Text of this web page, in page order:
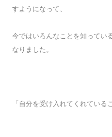
すようになって、
今ではいろんなことを知ってい
なりました。
「自分を受け入れてくれている